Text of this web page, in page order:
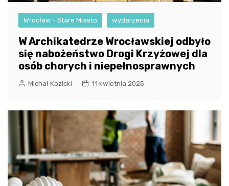
Wrocław - Stare Miasto wydarzenia
W Archikatedrze Wrocławskiej odbyło
się nabożeństwo Drogi Krzyżowej dla
osób chorych i niepełnosprawnych
Michał Kozicki 11 kwietnia 2025